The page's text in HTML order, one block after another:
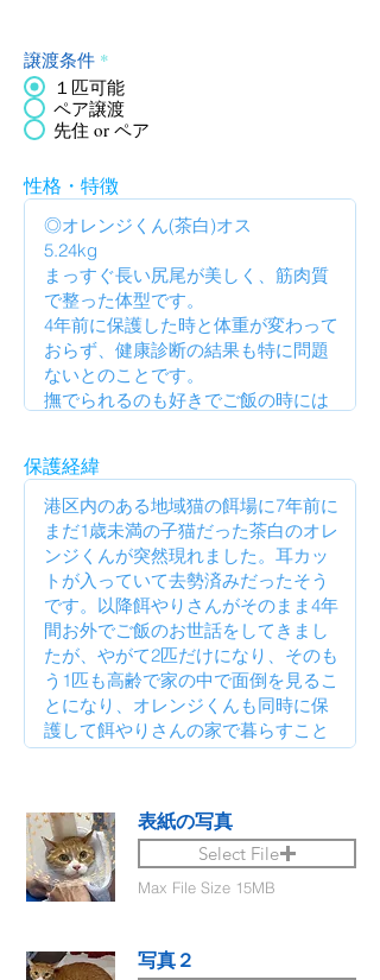
譲渡条件 *
１匹可能
ペア譲渡
先住 or ペア
性格・特徴
保護経緯
表紙の写真
Select File
Max File Size 15MB
写真２